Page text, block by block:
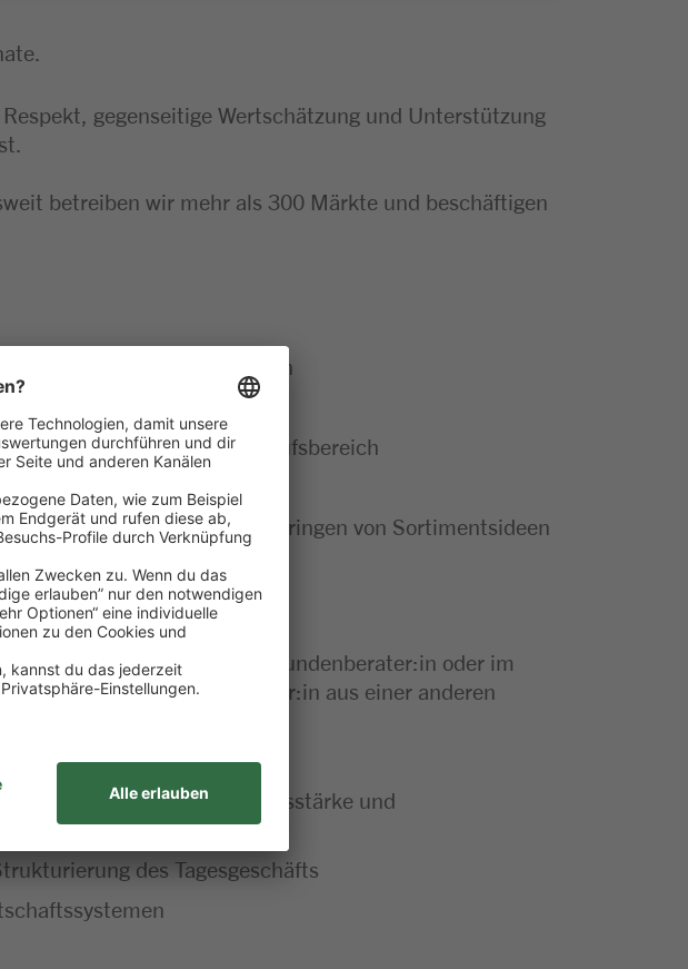
gegenseitige Wertschätzung und Unterstützung
betreiben wir mehr als 300 Märkte und beschäftigen
unserer Kund:innen
der Kund:innen
in deinem Verkaufsbereich
sowie das Einbringen von Sortimentsideen
(m/w/d), Verkäufer:in, Kundenberater:in oder im
oder als Quereinsteiger:in aus einer anderen
als Heimwerker:in
sowie Kommunikationsstärke und
des Tagesgeschäfts